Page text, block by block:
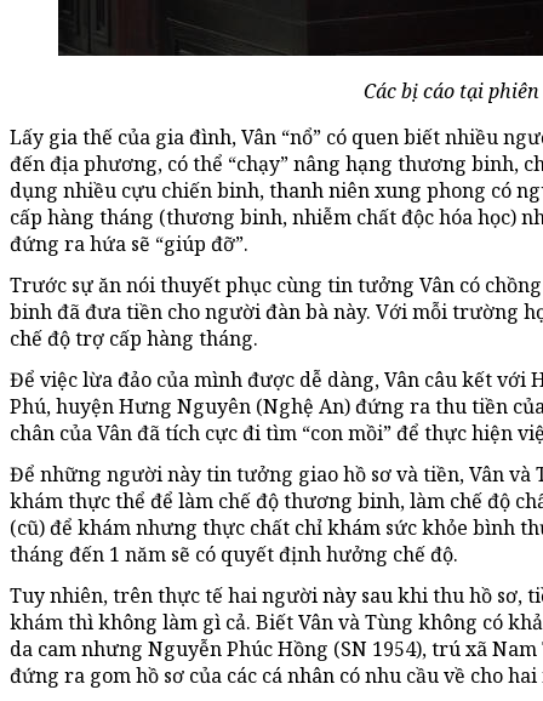
Các bị cáo tại
Lấy gia thế của gia đình, Vân “nổ” có quen biết nhiều
đến địa phương, có thể “chạy” nâng hạng thương binh,
dụng nhiều cựu chiến binh, thanh niên xung phong có
cấp hàng tháng (thương binh, nhiễm chất độc hóa học)
đứng ra hứa sẽ “giúp đỡ”.
Trước sự ăn nói thuyết phục cùng tin tưởng Vân có
binh đã đưa tiền cho người đàn bà này. Với mỗi trường
chế độ trợ cấp hàng tháng.
Để việc lừa đảo của mình được dễ dàng, Vân câu kết với
Phú, huyện Hưng Nguyên (Nghệ An) đứng ra thu tiền
chân của Vân đã tích cực đi tìm “con mồi” để thực hiện
Để những người này tin tưởng giao hồ sơ và tiền, Vân và
khám thực thể để làm chế độ thương binh, làm chế độ
(cũ) để khám nhưng thực chất chỉ khám sức khỏe bình
tháng đến 1 năm sẽ có quyết định hưởng chế độ.
Tuy nhiên, trên thực tế hai người này sau khi thu hồ sơ,
khám thì không làm gì cả. Biết Vân và Tùng không có
da cam nhưng Nguyễn Phúc Hồng (SN 1954), trú xã
đứng ra gom hồ sơ của các cá nhân có nhu cầu về cho